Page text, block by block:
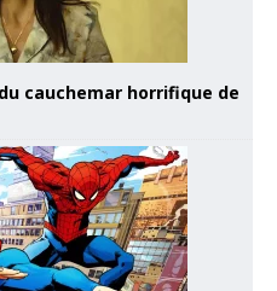
cauchemar horrifique de